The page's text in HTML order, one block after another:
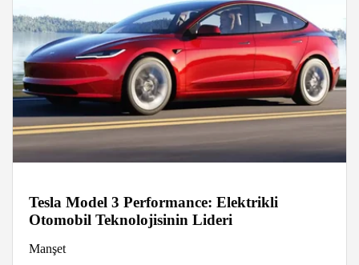
Tesla Model 3 Performance: Elektrikli
Otomobil Teknolojisinin Lideri
Manşet